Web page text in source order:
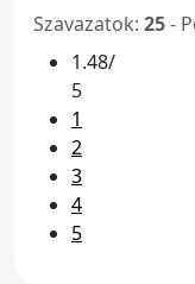
Szavazatok: 25-
1.48/
5
1
2
3
4
5